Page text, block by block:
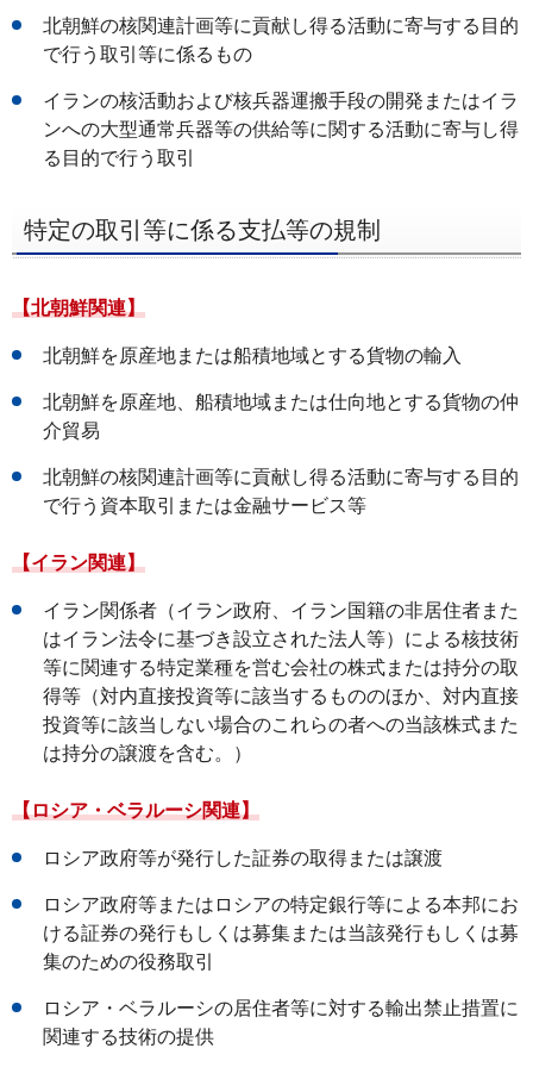
北朝鮮の核関連計画等に貢献し得る活動に寄与する目的
で行う取引等に係るもの
イランの核活動および核兵器運搬手段の開発またはイラ
ンへの大型通常兵器等の供給等に関する活動に寄与し得
る目的で行う取引
特定の取引等に係る支払等の規制
【北朝鮮関連】
北朝鮮を原産地または船積地域とする貨物の輸入
北朝鮮を原産地、船積地域または仕向地とする貨物の仲
介貿易
北朝鮮の核関連計画等に貢献し得る活動に寄与する目的
で行う資本取引または金融サービス等
【イラン関連】
イラン関係者（イラン政府、イラン国籍の非居住者また
はイラン法令に基づき設立された法人等）による核技術
等に関連する特定業種を営む会社の株式または持分の取
得等（対内直接投資等に該当するもののほか、対内直接
投資等に該当しない場合のこれらの者への当該株式また
は持分の譲渡を含む。）
【ロシア・ベラルーシ関連】
ロシア政府等が発行した証券の取得または譲渡
ロシア政府等またはロシアの特定銀行等による本邦にお
ける証券の発行もしくは募集または当該発行もしくは募
集のための役務取引
ロシア・ベラルーシの居住者等に対する輸出禁止措置に
関連する技術の提供